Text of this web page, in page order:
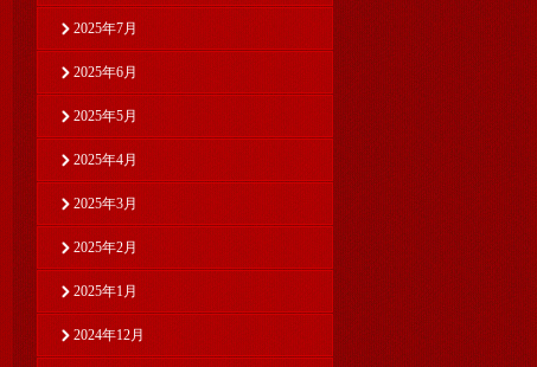
2025年7月
2025年6月
2025年5月
2025年4月
2025年3月
2025年2月
2025年1月
2024年12月